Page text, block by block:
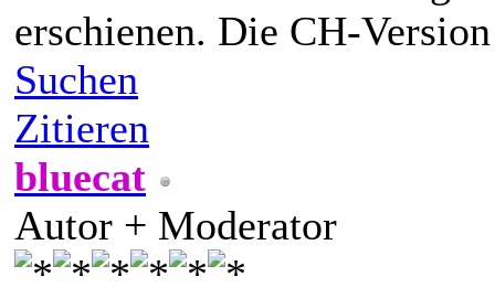
erschienen. Die CH-
Suchen
Zitieren
bluecat
Autor + Moderator